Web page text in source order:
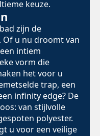
keuze.
zijn de
u nu droomt van
intiem
vorm die
het voor u
trap, een
infinity edge? De
van stijlvolle
polyester.
u voor een veilige